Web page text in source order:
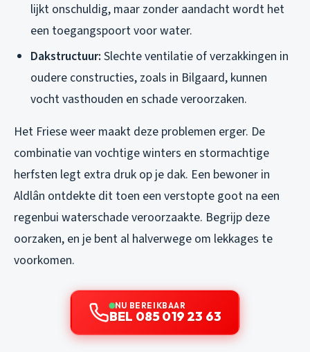
lijkt onschuldig, maar zonder aandacht wordt het
een toegangspoort voor water.
Dakstructuur: Slechte ventilatie of verzakkingen in
oudere constructies, zoals in Bilgaard, kunnen
vocht vasthouden en schade veroorzaken.
Het Friese weer maakt deze problemen erger. De
combinatie van vochtige winters en stormachtige
herfsten legt extra druk op je dak. Een bewoner in
Aldlân ontdekte dit toen een verstopte goot na een
regenbui waterschade veroorzaakte. Begrijp deze
oorzaken, en je bent al halverwege om lekkages te
voorkomen.
NU BEREIKBAAR
BEL 085 019 23 63